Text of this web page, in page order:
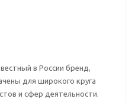
в России бренд,
для широкого круга
и сфер деятельности.